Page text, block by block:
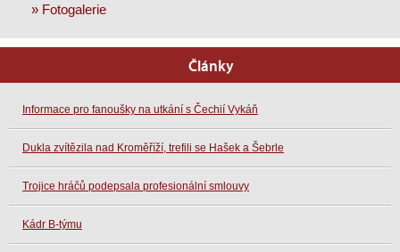
» Fotogalerie
Články
Informace pro fanoušky na utkání s Čechií Vykáň
Dukla zvítězila nad Kroměříží, trefili se Hašek a Šebrle
Trojice hráčů podepsala profesionální smlouvy
Kádr B-týmu